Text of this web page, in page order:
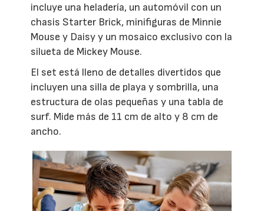
incluye una heladería, un automóvil con un
chasis Starter Brick, minifiguras de Minnie
Mouse y Daisy y un mosaico exclusivo con la
silueta de Mickey Mouse.
El set está lleno de detalles divertidos que
incluyen una silla de playa y sombrilla, una
estructura de olas pequeñas y una tabla de
surf. Mide más de 11 cm de alto y 8 cm de
ancho.